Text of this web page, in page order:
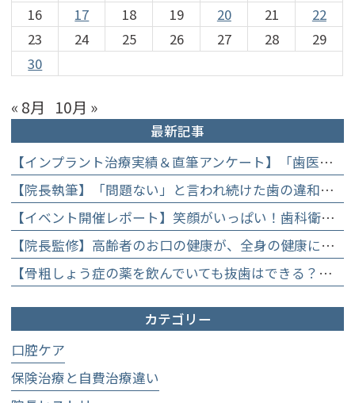
16
17 18 19 20 21
22
23
24 25 26 27 28
29
30
« 8月 10月 »
最新記事
【インプラント治療実績＆直筆アンケート】「歯医者が怖かった」トラウマを乗り越えて。70歳・介護士女性が手に入れた「晴れ晴れとした笑顔」と人生を支える噛み合わせ】
【院長執筆】「問題ない」と言われ続けた歯の違和感……60代女性が「80歳で20本の自前の歯」を守るために選んだ精密総合治療の全貌
【イベント開催レポート】笑顔がいっぱい！歯科衛生士×管理栄養士がお届けする「親子で楽しむむし歯になりにくいお菓子作り体験」】
【院長監修】高齢者のお口の健康が、全身の健康につながる理由。生涯おいしく食べるための「口内環境検査」とオーダーメイド予防】
【骨粗しょう症の薬を飲んでいても抜歯はできる？】顎骨壊死を防ぐために大切な口腔管理について
カテゴリー
口腔ケア
保険治療と自費治療違い